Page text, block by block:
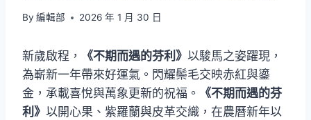
By 編輯部 2026 年 1 月 30 日
新歲啟程， 《不期而遇的芬利》 以駿馬之姿躍現，
為嶄新一年帶來好運氣。閃耀鬃毛交映赤紅與鎏
金，承載喜悅與萬象更新的祝福。
《不期而遇的芬
利》 以開心果、紫羅蘭與皮革交織，在農曆新年以